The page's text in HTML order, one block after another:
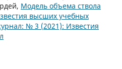
Модель объема ствола
высших учебных
№ 3 (2021): Известия